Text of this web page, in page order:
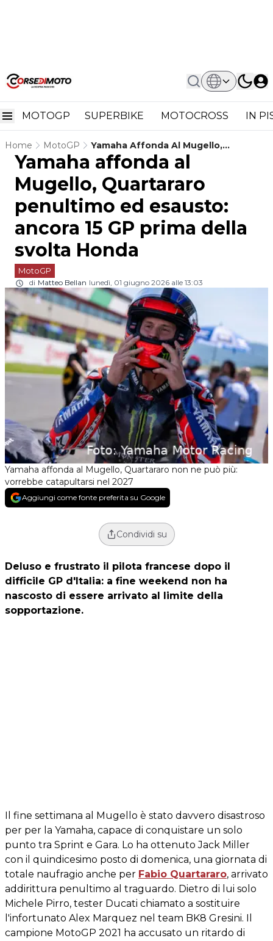
MOTOGP SUPERBIKE MOTOCROSS IN
Home MotoGP
Yamaha Affonda Al Mugello,
Quartararo Penultimo Ed Esausto:
Ancora 15 GP Prima Della Svolta
Honda
Yamaha affonda al
Mugello, Quartararo
penultimo ed esausto:
ancora 15 GP prima della
svolta Honda
MotoGP
di Matteo Bellan lunedì, 01 giugno 2026 alle 13:03
Yamaha affonda al Mugello, Quartararo non ne può più:
vorrebbe catapultarsi nel 2027
Aggiungi come fonte preferita su Google
Condividi su
Deluso e frustrato il pilota francese dopo il
difficile GP d'Italia: a fine weekend non ha
nascosto di essere arrivato al limite della
sopportazione.
Il fine settimana al Mugello è stato davvero disastroso
per per la Yamaha, capace di conquistare un solo
punto tra Sprint e Gara. Lo ha ottenuto Jack Miller
con il quindicesimo posto di domenica, una giornata di
totale naufragio anche per Fabio Quartararo, arrivato
addirittura penultimo al traguardo. Dietro di lui solo
Michele Pirro, tester Ducati chiamato a sostituire
l'infortunato Alex Marquez nel team BK8 Gresini. Il
campione MotoGP 2021 ha accusato un ritardo di